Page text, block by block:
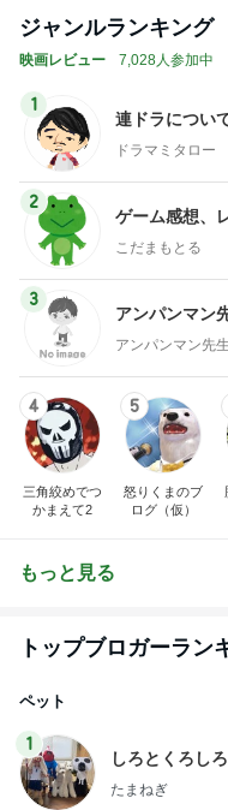
ジャンルランキング
映画レビュー 7,028人参加中
1
連ドラについ
ドラマミタロー
2
ゲーム感想、
こだまもとる
3
アンパンマン
アンパンマン先
4
三角絞めでつ
かまえて2
5
怒りくまのブ
ログ（仮）
もっと見る
トップブロガーラン
ペット
1
しろとくろしろ
たまねぎ